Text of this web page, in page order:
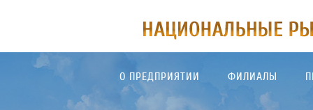
О ПРЕДПРИЯТИИ ФИЛИАЛЫ